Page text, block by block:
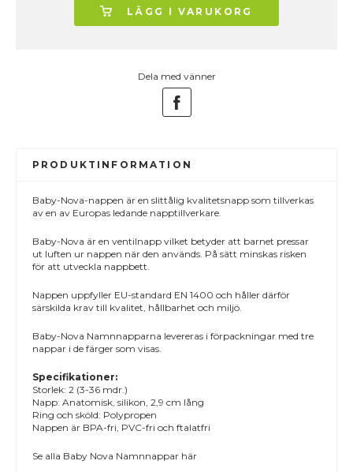
LÄGG I VARUKORG
Dela med vänner
PRODUKTINFORMATION
Baby-Nova-nappen är en slittålig kvalitetsnapp som tillverkas
av en av Europas ledande napptillverkare.
Baby-Nova är en ventilnapp vilket betyder att barnet pressar
ut luften ur nappen när den används. På sätt minskas risken
för att utveckla nappbett.
Nappen uppfyller EU-standard EN 1400 och håller därför
särskilda krav till kvalitet, hållbarhet och miljö.
Baby-Nova Namnnapparna levereras i förpackningar med tre
nappar i de färger som visas.
Specifikationer:
Storlek: 2 (3-36 mdr.)
Napp: Anatomisk, silikon, 2,9 cm lång
Ring och sköld: Polypropen
Nappen är BPA-fri, PVC-fri och ftalatfri
Se alla Baby Nova Namnnappar här